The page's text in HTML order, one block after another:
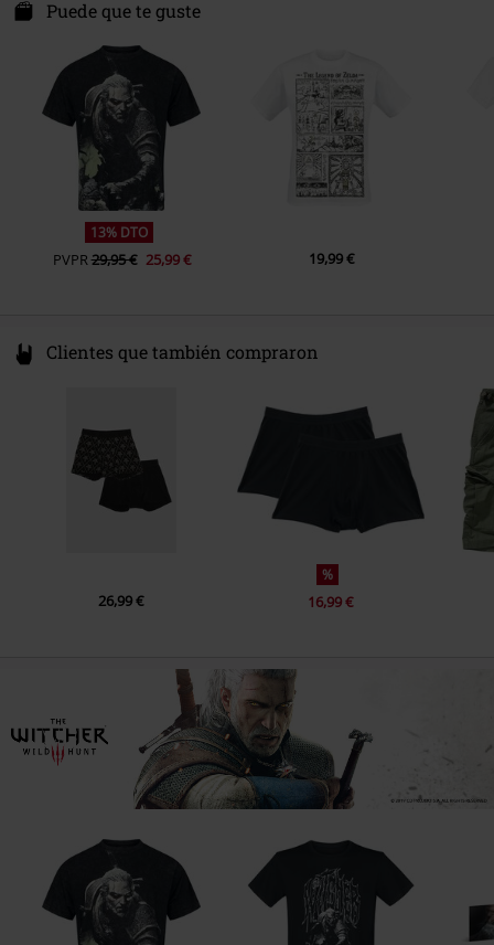
Largo Mangas
Molenwerf 24
Netherlands
www.difuzed.com
Puede que te guste
13% DTO
PVPR29,95 € 25,99 € 19,99 €
Clientes que también compraron
26,99 €
%
16,99 €